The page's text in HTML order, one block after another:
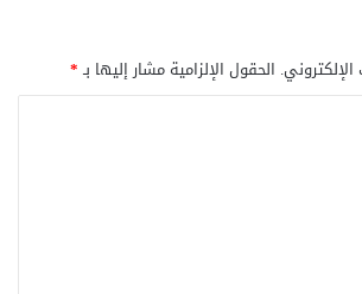
الحقول الإلزامية مشار إليها بـ*